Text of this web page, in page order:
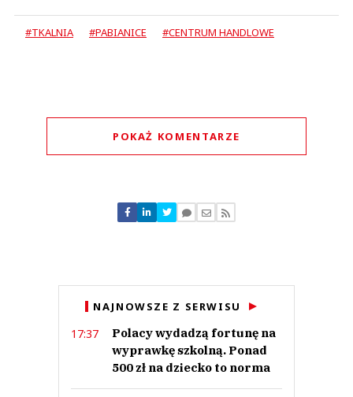
#TKALNIA #PABIANICE #CENTRUM HANDLOWE
POKAŻ KOMENTARZE
Nie znaleziono komentarzy
Zostaw swoje komentarze
NAJNOWSZE Z SERWISU
17:37
Polacy wydadzą fortunę na
wyprawkę szkolną. Ponad
500 zł na dziecko to norma